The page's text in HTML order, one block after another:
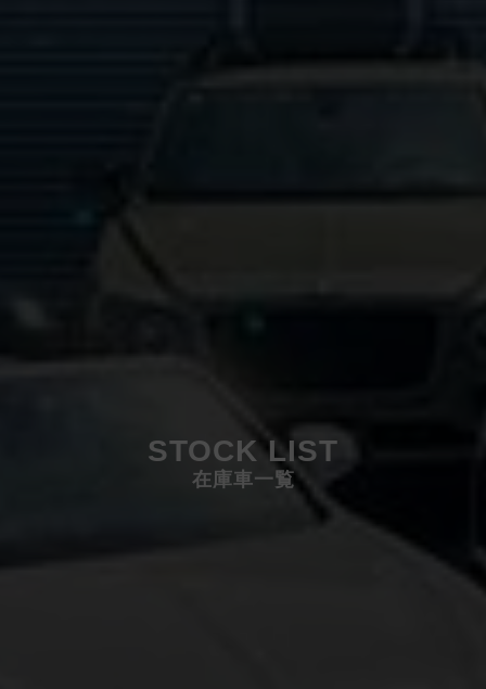
STOCK LIST
在庫車一覧